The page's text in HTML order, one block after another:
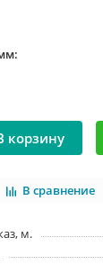
корзину
В сравнение
м.